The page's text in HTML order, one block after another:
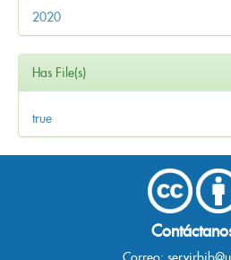
2020
Has File(s)
true